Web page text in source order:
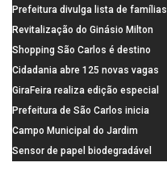
renda em alta e maior circulação
de consumidores
o trânsito a 264 crianças da rede
municipal
Prefeitura divulga lista de famílias
pré-selecionadas pela Caixa para
o Residencial Santa Felícia
Revitalização do Ginásio Milton
Olaio filho avança com obras de
recuperação
Shopping São Carlos é destino
para celebrar o Dia dos Pais com
presentes, gastronomia e lazer
Cidadania abre 125 novas vagas
para oficinas de convivência
GiraFeira realiza edição especial
de Dia dos Pais neste domingo (9)
na Praça dos Advogados
Prefeitura de São Carlos inicia
instalação de ovitrampas para
monitoramento de arboviroses
Campo Municipal do Jardim
Cruzado recebe nova iluminação e
Sensor de papel biodegradável